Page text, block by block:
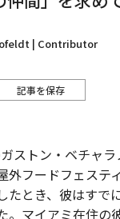
| Contributor
記事を保存
ストン・ベチャ
外フードフェステ
たとき、彼はすで
。マイアミ在住の